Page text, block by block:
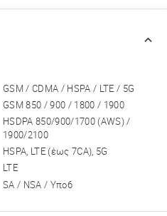
GSM / CDMA / HSPA / LTE / 5G
GSM 850 / 900 / 1800 / 1900
HSDPA 850/900/1700 (AWS) /
1900/2100
HSPA, LTE (έως 7CA), 5G
LTE
SA / NSA / Υπο6